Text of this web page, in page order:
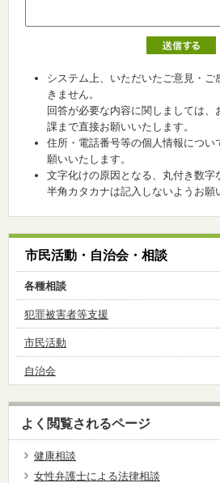
システム上、いただいたご意見・ご
きません。
回答が必要な内容に関しましては、
課まで直接お願いいたします。
住所・電話番号等の個人情報につい
願いいたします。
文字化けの原因となる、丸付き数字
半角カタカナは記入しないようお願
市民活動・自治会・相談
各種相談
犯罪被害者等支援
市民活動
自治会
よく閲覧されるページ
健康相談
女性弁護士による法律相談